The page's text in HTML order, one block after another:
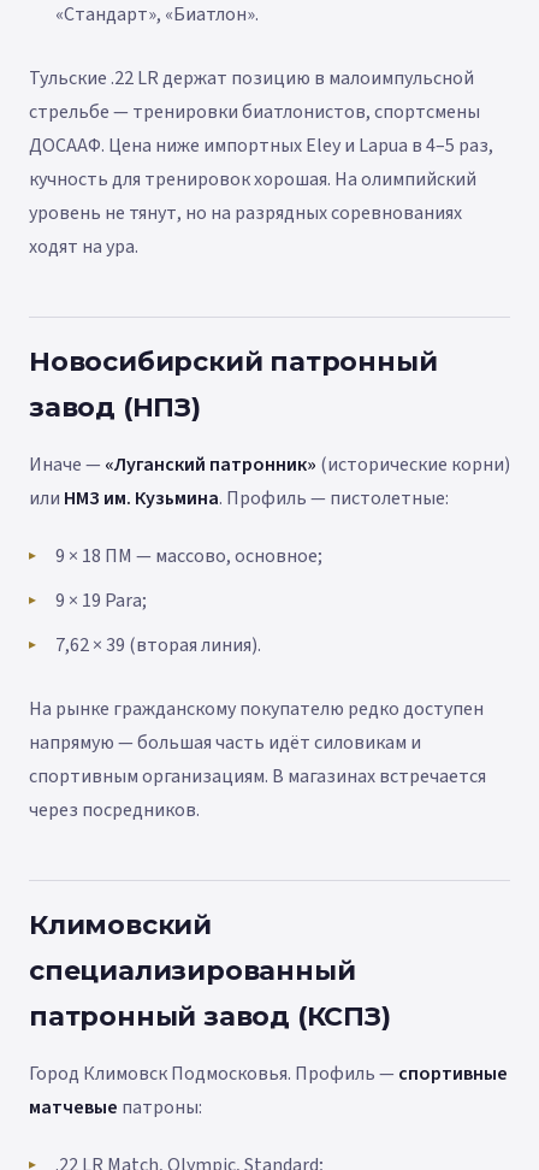
«Стандарт», «Биатлон».
Тульские .22 LR держат позицию в малоимпульсной
стрельбе — тренировки биатлонистов, спортсмены
ДОСААФ. Цена ниже импортных Eley и Lapua в 4–5 раз,
кучность для тренировок хорошая. На олимпийский
уровень не тянут, но на разрядных соревнованиях
ходят на ура.
Новосибирский патронный
завод (НПЗ)
Иначе — «Луганский патронник» (исторические корни)
или НМЗ им. Кузьмина. Профиль — пистолетные:
9 × 18 ПМ — массово, основное;
9 × 19 Para;
7,62 × 39 (вторая линия).
На рынке гражданскому покупателю редко доступен
напрямую — большая часть идёт силовикам и
спортивным организациям. В магазинах встречается
через посредников.
Климовский
специализированный
патронный завод (КСПЗ)
Город Климовск Подмосковья. Профиль — спортивные
матчевые патроны: